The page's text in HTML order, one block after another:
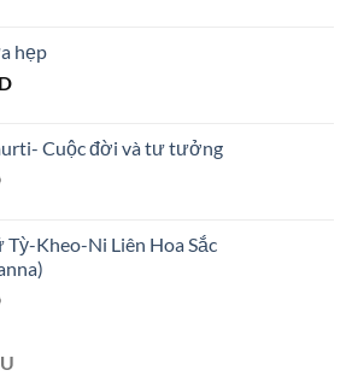
hẹp
Cuộc đời và tư tưởng
Tỳ-Kheo-Ni Liên Hoa Sắc